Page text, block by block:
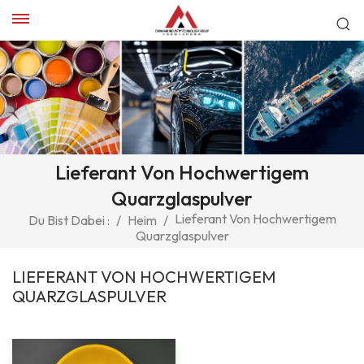
Lieferant Von Hochwertigem
Quarzglaspulver
Du Bist Dabei : / Heim / Lieferant Von Hochwertigem
Quarzglaspulver
LIEFERANT VON HOCHWERTIGEM
QUARZGLASPULVER